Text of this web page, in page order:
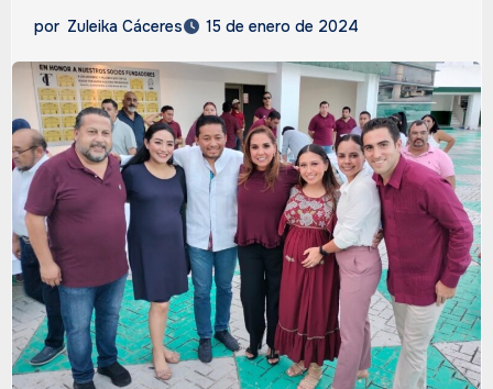
por Zuleika Cáceres 15 de enero de 2024